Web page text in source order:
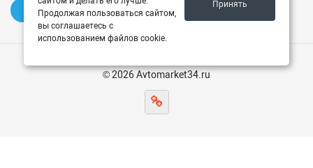
✍️ Оставить отзыв
© 2026 Avtomarket34.ru
Продолжая пользоваться сайтом,
вы соглашаетесь с
использованием файлов cookie.
Принять